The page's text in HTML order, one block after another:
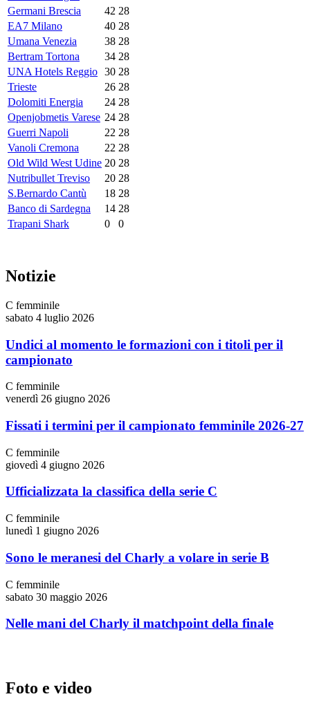
Germani Brescia
42 28
EA7 Milano
40 28
Umana Venezia
38 28
Bertram Tortona
34 28
UNA Hotels Reggio 30 28
Trieste
26 28
Dolomiti Energia
24 28
Openjobmetis Varese 24 28
Guerri Napoli
22 28
Vanoli Cremona
22 28
Old Wild West Udine 20 28
Nutribullet Treviso
20 28
S.Bernardo Cantù
18 28
Banco di Sardegna
14 28
Trapani Shark
0 0
Notizie
C femminile
sabato 4 luglio 2026
Undici al momento le formazioni con i titoli per il
campionato
C femminile
venerdì 26 giugno 2026
Fissati i termini per il campionato femminile 2026-27
C femminile
giovedì 4 giugno 2026
Ufficializzata la classifica della serie C
C femminile
lunedì 1 giugno 2026
Sono le meranesi del Charly a volare in serie B
C femminile
sabato 30 maggio 2026
Nelle mani del Charly il matchpoint della finale
Foto e video